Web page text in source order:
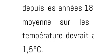
depuis les années
moyenne sur
température devrait
1,5°C.